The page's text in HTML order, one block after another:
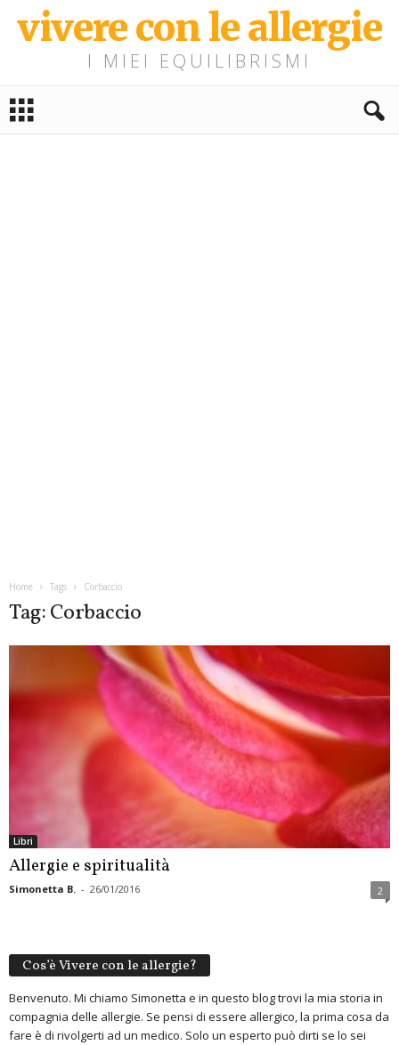
vivere con le allergie
I MIEI EQUILIBRISMI
Home Tags Corbaccio
Tag: Corbaccio
Libri
Allergie e spiritualità
Simonetta B. - 26/01/2016 2
Cos’è Vivere con le allergie?
Benvenuto. Mi chiamo Simonetta e in questo blog trovi la mia storia in
compagnia delle allergie. Se pensi di essere allergico, la prima cosa da
fare è di rivolgerti ad un medico. Solo un esperto può dirti se lo sei